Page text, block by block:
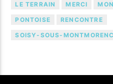
LE TERRAIN MERCI
PONTOISE RENCONTRE
SOISY-SOUS-